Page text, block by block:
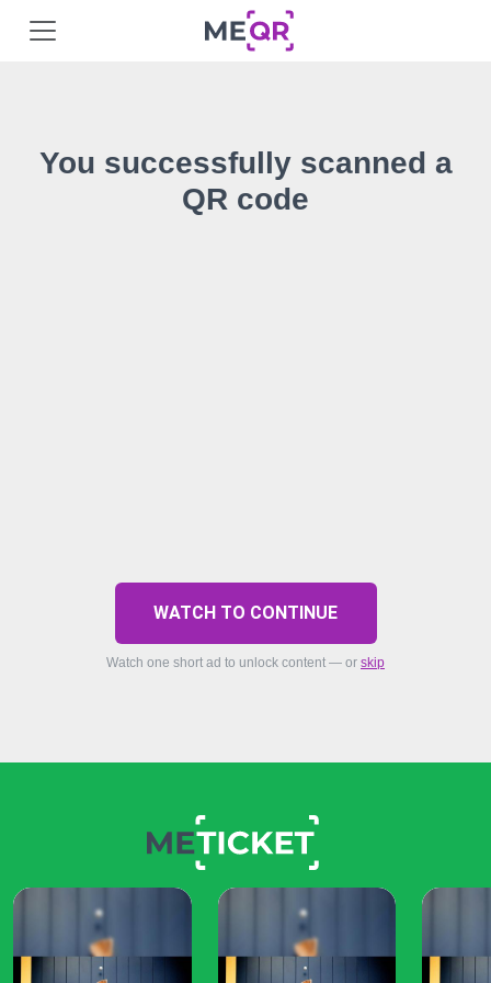
You successfully scanned a
QR code
WATCH TO CONTINUE
Watch one short ad to unlock content — or skip